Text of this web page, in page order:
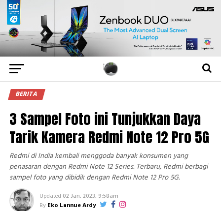
BERITA
3 Sampel Foto ini Tunjukkan Daya
Tarik Kamera Redmi Note 12 Pro 5G
Redmi di India kembali menggoda banyak konsumen yang
penasaran dengan Redmi Note 12 Series. Terbaru, Redmi berbagi
sampel foto yang dibidik dengan Redmi Note 12 Pro 5G.
Updated 02 Jan, 2023, 9:58am
By Eko Lannue Ardy